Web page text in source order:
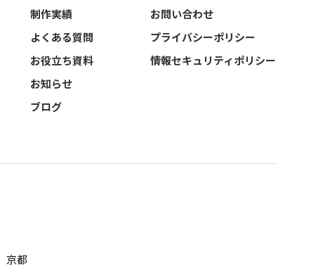
制作実績
よくある質問
お役立ち資料
お知らせ
ブログ
お問い合わせ
プライバシーポリシー
情報セキュリティポリシー
京都